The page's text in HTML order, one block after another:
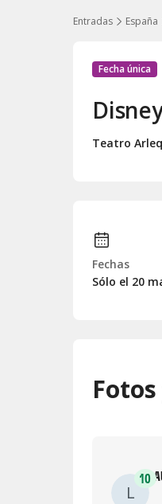
Entradas España
Fecha única
Teatro
Fechas
Sólo el 20
L
10